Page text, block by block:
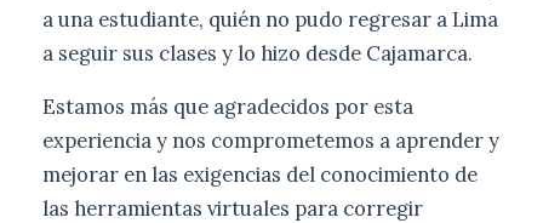
a una estudiante, quién no pudo regresar a Lima
a seguir sus clases y lo hizo desde Cajamarca.
Estamos más que agradecidos por esta
experiencia y nos comprometemos a aprender y
mejorar en las exigencias del conocimiento de
las herramientas virtuales para corregir